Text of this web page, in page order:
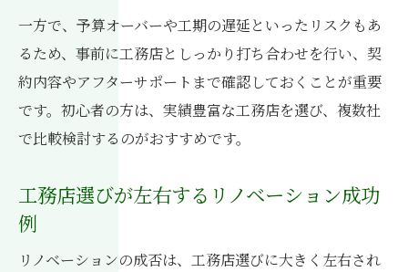
一方で、予算オーバーや工期の遅延といったリスクもあ
るため、事前に工務店としっかり打ち合わせを行い、契
約内容やアフターサポートまで確認しておくことが重要
です。初心者の方は、実績豊富な工務店を選び、複数社
で比較検討するのがおすすめです。
工務店選びが左右するリノベーション成功
例
リノベーションの成否は、工務店選びに大きく左右され